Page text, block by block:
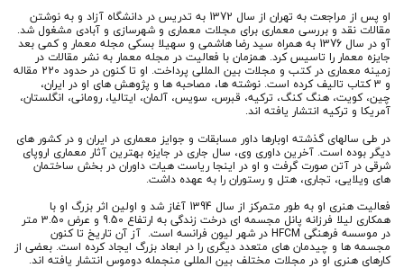
او پس از مراجعت به تهران از سال 1372 به تدریس در دانشگاه آزاد و به نوشتن
مقالات نقد و بررسی معماری برای مجلات معماری و شهرسازی و آبادی مشغول شد.
آو در سال 1376 به همراه سید رضا هاشمی و سهیلا بسکی مجله معمار و کمی بعد
جایزه معمار را تاسیس کرد. همزمان با فعالیت در مجله معمار به نشر مقالات در
زمینه معماری در کتب و مجلات بین المللی پرداخت. او تا کنون در حدود 220 مقاله
و 3 کتاب تالیف کرده است. نوشته ها، مصاحبه ها و پژوهش های او در ایران،
چین، کویت، هنگ کنگ، ترکیه، قبرس، سویس، آلمان، ایتالیا، رومانی، انگلستان،
آمریکا و ترکیه انتشار یافته اند.
در طی سالهای گذشته اوبارها داور مسابقات و جوایز معماری در ایران و در کشور های
دیگر بوده است. آخرین داوری وی، سال جاری در جایزه بهترین آثار معماری اروپای
شرقی در آتن صورت گرفت و او در اینجا ریاست هیات داوران در بخش ساختمان
های ویلایی، تجاری، هتل و رستوران را به عهده داشت.
فعالیت هنری او به طور متمرکز از سال 1394 آغاز شد و اولین اثر بزرگ او با
همکاری لیلا فرزانه پانل مجسمه ای درخت زندگی به ارتفاع 9.50 و عرض 3.50 متر
در موسسه فرهنگی HFCM در شهر لیون فرانسه است. آز آن تاریخ تا کنون
مجسمه ها و چیدمان های متعدد دیگری را در ابعاد بزرگ ایجاد کرده است. بعضی از
کارهای هنری او در مجلات مختلف بین المللی منجمله دوموس انتشار یافته اند.